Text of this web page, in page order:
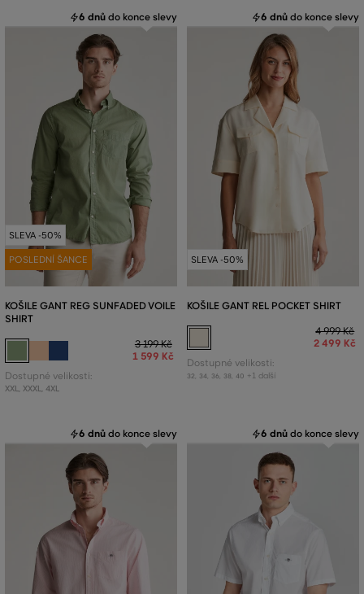
6 dnů do konce slevy
SLEVA -50%
POSLEDNÍ ŠANCE
KOŠILE GANT REG SUNFADED VOILE
SHIRT
3 199 Kč
1 599 Kč
Dostupné velikosti:
XXL, XXXL, 4XL
6 dnů do konce slevy
SLEVA -50%
KOŠILE GANT REL POCKET SHIRT
4 999 Kč
2 499 Kč
Dostupné velikosti:
32 34 36 38 40 +1 další
6 dnů do konce slevy 6 dnů do konce slevy